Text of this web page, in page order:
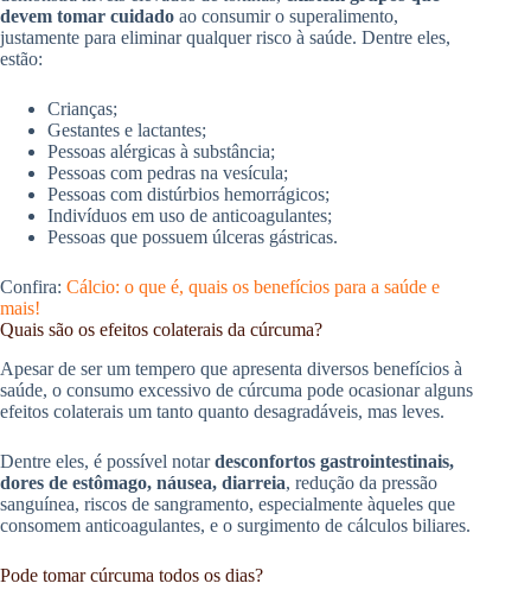
devem tomar cuidado ao consumir o superalimento,
justamente para eliminar qualquer risco à saúde. Dentre eles,
estão:
Crianças;
Gestantes e lactantes;
Pessoas alérgicas à substância;
Pessoas com pedras na vesícula;
Pessoas com distúrbios hemorrágicos;
Indivíduos em uso de anticoagulantes;
Pessoas que possuem úlceras gástricas.
Confira: Cálcio: o que é, quais os benefícios para a saúde e
mais!
Quais são os efeitos colaterais da cúrcuma?
Apesar de ser um tempero que apresenta diversos benefícios à
saúde, o consumo excessivo de cúrcuma pode ocasionar alguns
efeitos colaterais um tanto quanto desagradáveis, mas leves.
Dentre eles, é possível notardesconfortos gastrointestinais,
dores de estômago, náusea, diarreia, redução da pressão
sanguínea, riscos de sangramento, especialmente àqueles que
consomem anticoagulantes, e o surgimento de cálculos biliares.
Pode tomar cúrcuma todos os dias?